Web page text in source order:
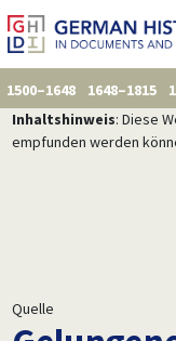
1500–1648 1648–1815
Inhaltshinweis: Diese
empfunden werden
Quelle